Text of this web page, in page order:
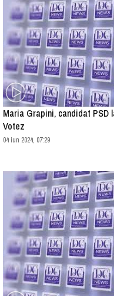
Maria Grapini, candidat PSD
Votez
04 iun 2024, 07:29